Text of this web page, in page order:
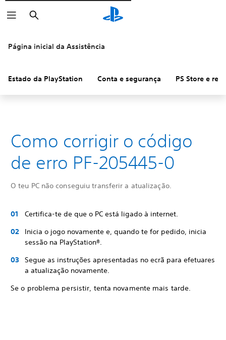
Pesquisar
Página inicial da Assistência
Estado da PlayStation Conta e segurança PS Store e
Como corrigir o código
de erro PF-205445-0
O teu PC não conseguiu transferir a atualização.
Certifica-te de que o PC está ligado à internet.
Inicia o jogo novamente e, quando te for pedido, inicia
sessão na PlayStation®.
Segue as instruções apresentadas no ecrã para efetuares
a atualização novamente.
Se o problema persistir, tenta novamente mais tarde.